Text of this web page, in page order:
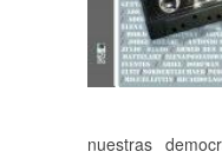
nuestras